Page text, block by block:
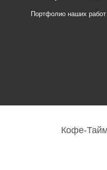
Портфолио наших работ
Кофе-